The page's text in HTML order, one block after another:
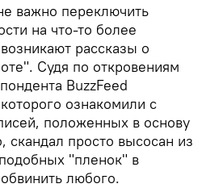
важно переключить
на что-то более
рассказы о
Судя по откровениям
BuzzFeed
ознакомили с
положенных в основу
скандал просто высосан из
"пленок" в
любого.